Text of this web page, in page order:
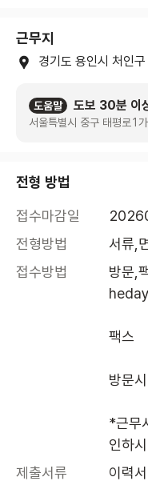
근무지
경기도 용인시 처인구
도움말 도보 30분 이
서울특별시 중구 태평로1
전형 방법
접수마감일
전형방법
서류,
접수방법
방문,
팩스
방문
*근무
인하
제출서류
이력서